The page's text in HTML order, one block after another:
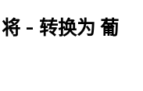
- 转换为 葡